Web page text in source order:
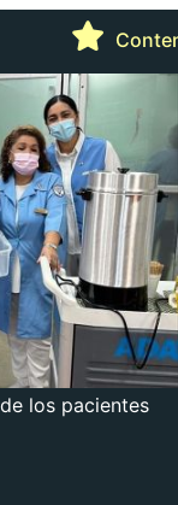
los pacientes